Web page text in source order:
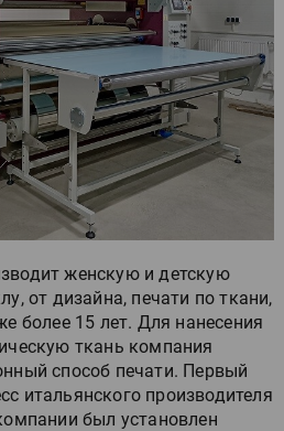
женскую и детскую
от дизайна, печати по ткани,
более 15 лет. Для нанесения
ткань компания
способ печати. Первый
итальянского производителя
был установлен